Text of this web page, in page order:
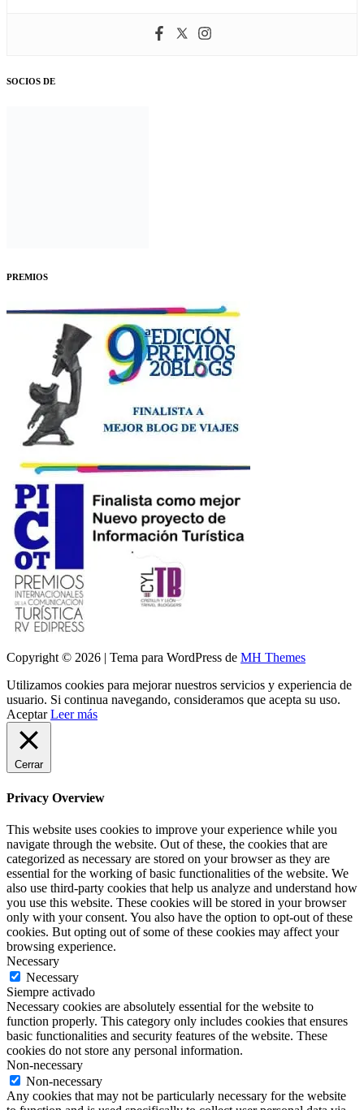
SOCIOS DE
PREMIOS
Copyright © 2026 | Tema para WordPress de MH Themes
Utilizamos cookies para mejorar nuestros servicios y experiencia de
usuario. Si continua navegando, consideramos que acepta su uso.
Aceptar Leer más
Cerrar
Privacy Overview
This website uses cookies to improve your experience while you
navigate through the website. Out of these, the cookies that are
categorized as necessary are stored on your browser as they are
essential for the working of basic functionalities of the website. We
also use third-party cookies that help us analyze and understand how
you use this website. These cookies will be stored in your browser
only with your consent. You also have the option to opt-out of these
cookies. But opting out of some of these cookies may affect your
browsing experience.
Necessary
Necessary
Siempre activado
Necessary cookies are absolutely essential for the website to
function properly. This category only includes cookies that ensures
basic functionalities and security features of the website. These
cookies do not store any personal information.
Non-necessary
Non-necessary
Any cookies that may not be particularly necessary for the website